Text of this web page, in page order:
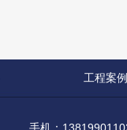
工程案例